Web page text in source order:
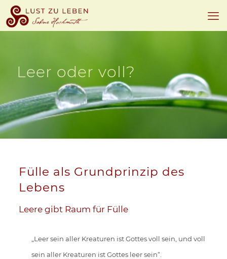
Leer oder voll?
Fülle als Grundprinzip des
Lebens
Leere gibt Raum für Fülle
„Leer sein aller Kreaturen ist Gottes voll sein, und voll
sein aller Kreaturen ist Gottes leer sein“.